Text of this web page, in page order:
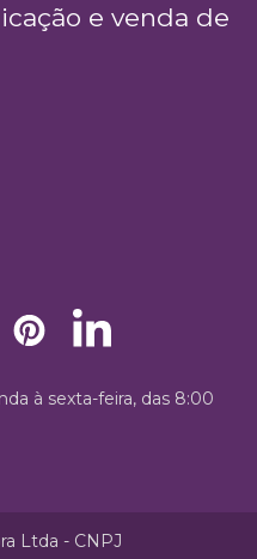
e venda de
à sexta-feira, das 8:00
Ltda - CNPJ